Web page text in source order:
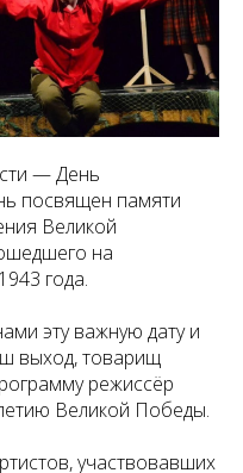
— День
посвящен памяти
Великой
на
года.
эту важную дату и
выход, товарищ
режиссёр
Великой Победы.
участвовавших